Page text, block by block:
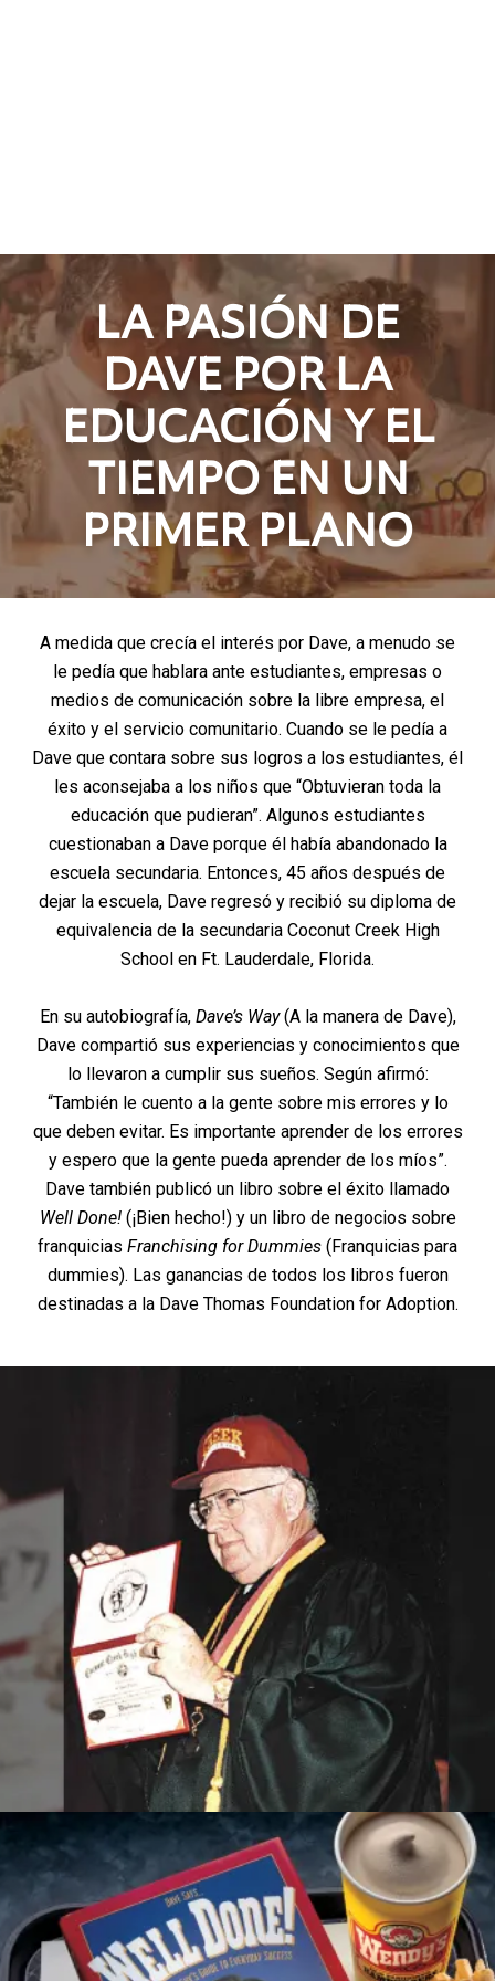
LA PASIÓN DE
DAVE POR LA
EDUCACIÓN Y EL
TIEMPO EN UN
PRIMER PLANO
A medida que crecía el interés por Dave, a menudo se
le pedía que hablara ante estudiantes, empresas o
medios de comunicación sobre la libre empresa, el
éxito y el servicio comunitario. Cuando se le pedía a
Dave que contara sobre sus logros a los estudiantes, él
les aconsejaba a los niños que “Obtuvieran toda la
educación que pudieran”. Algunos estudiantes
cuestionaban a Dave porque él había abandonado la
escuela secundaria. Entonces, 45 años después de
dejar la escuela, Dave regresó y recibió su diploma de
equivalencia de la secundaria Coconut Creek High
School en Ft. Lauderdale, Florida.
En su autobiografía, Dave’s Way(A la manera de Dave),
Dave compartió sus experiencias y conocimientos que
lo llevaron a cumplir sus sueños. Según afirmó:
“También le cuento a la gente sobre mis errores y lo
que deben evitar. Es importante aprender de los errores
y espero que la gente pueda aprender de los míos”.
Dave también publicó un libro sobre el éxito llamado
Well Done!(¡Bien hecho!) y un libro de negocios sobre
franquicias Franchising for Dummies (Franquicias para
dummies). Las ganancias de todos los libros fueron
destinadas a la Dave Thomas Foundation for Adoption.